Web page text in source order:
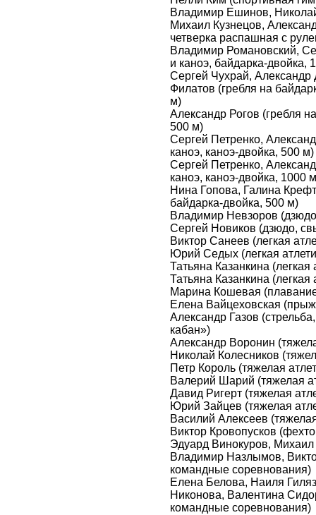
Владимир Ешинов,
Михаил Кузнецов,
четверка распашная с
Владимир Романовский,
и каноэ, байдарка-двойка,
Сергей Чухрай,
Филатов (гребля на
м)
Александр Рогов (гребля
500 м)
Сергей Петренко,
каноэ, каноэ-двойка, 500 м)
Сергей Петренко,
каноэ, каноэ-двойка, 1000
Нина Гопова, Галина
байдарка-двойка, 500 м)
Владимир Невзоров
Сергей Новиков (дзюдо,
Виктор Санеев (легкая
Юрий Седых (легкая
Татьяна Казанкина (легкая
Татьяна Казанкина (легкая
Марина Кошевая
Елена Вайцеховская
Александр Газов
кабан»)
Александр Воронин
Николай Колесников
Петр Король (тяжелая
Валерий Шарий (тяжелая
Давид Ригерт (тяжелая
Юрий Зайцев (тяжелая
Василий Алексеев
Виктор Кровопусков
Эдуард Винокуров,
Владимир Назлымов,
командные соревнования)
Елена Белова, Наиля
Никонова, Валентина
командные соревнования)